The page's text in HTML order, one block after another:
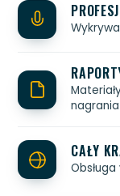
nagrania
CAŁY